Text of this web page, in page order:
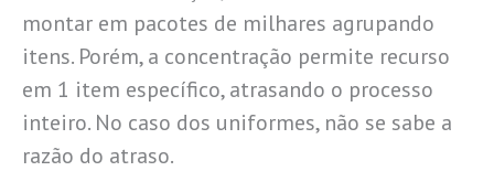
montar em pacotes de milhares agrupando
itens. Porém, a concentração permite recurso
em 1 item específico, atrasando o processo
inteiro. No caso dos uniformes, não se sabe a
razão do atraso.